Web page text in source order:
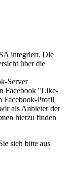
integriert. Die
über die
Server
Facebook "Like-
Facebook-Profil
als Anbieter der
hierzu finden
sich bitte aus